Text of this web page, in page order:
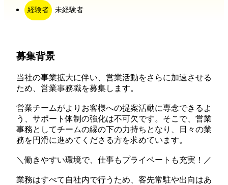
経験者 未経験者
募集背景
当社の事業拡大に伴い、営業活動をさらに加速させる
ため、営業事務職を募集します。
営業チームがよりお客様への提案活動に専念できるよ
う、サポート体制の強化は不可欠です。そこで、営業
事務としてチームの縁の下の力持ちとなり、日々の業
務を円滑に進めてくださる方を求めています。
＼働きやすい環境で、仕事もプライベートも充実！／
業務はすべて自社内で行うため、客先常駐や出向はあ